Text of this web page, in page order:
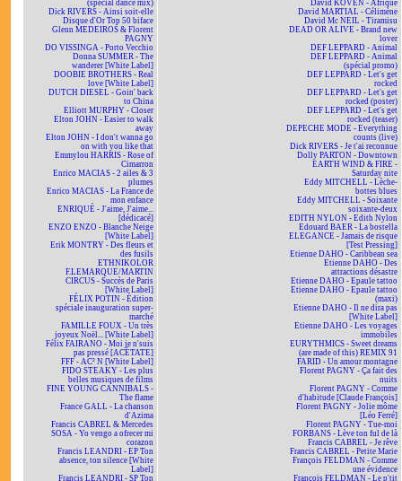
(special dance mix)
Dick RIVERS - Ainsi soit-elle
Disque d'Or Top 50 biface
Glenn MEDEIROS & Florent
PAGNY
DO VISSINGA - Porto Vecchio
Donna SUMMER - The
wanderer [White Label]
DOOBIE BROTHERS - Real
love [White Label]
DUTCH DIESEL - Goin' back
to China
Elliott MURPHY - Closer
Elton JOHN - Easier to walk
away
Elton JOHN - I don't wanna go
on with you like that
Emmylou HARRIS - Rose of
Cimarron
Enrico MACIAS - 2 ailes & 3
plumes
Enrico MACIAS - La France de
mon enfance
ENRIQUÉ - J'aime, J'aime...
[dédicacé]
ENZO ENZO - Blanche Neige
[White Label]
Erik MONTRY - Des fleurs et
des fusils
ETHNIKOLOR
F.LEMARQUE/MARTIN
CIRCUS - Succès de Paris
[White Label]
FÉLIX POTIN - Édition
spéciale inauguration super-
marché
FAMILLE FOUX - Un très
joyeux Noël... [White Label]
Félix FAIRANO - Moi je n'suis
pas pressé [ACÉTATE]
FFF - AC² N [White Label]
FIDO STEAKY - Les plus
belles musiques de films
FINE YOUNG CANNIBALS -
The flame
France GALL - La chanson
d'Azima
Francis CABREL & Mercedes
SOSA - Yo vengo a ofrecer mi
corazon
Francis LEANDRI - EP Ton
absence, ton silence [White
Label]
Francis LEANDRI - SP Ton
David KOVEN - Afrique
David MARTIAL - Célimène
David Mc NEIL - Tiramisu
DEAD OR ALIVE - Brand new
lover
DEF LEPPARD - Animal
DEF LEPPARD - Animal
(spécial promo)
DEF LEPPARD - Let's get
rocked
DEF LEPPARD - Let's get
rocked (poster)
DEF LEPPARD - Let's get
rocked (teaser)
DEPECHE MODE - Everything
counts (live)
Dick RIVERS - Je t'ai reconnue
Dolly PARTON - Downtown
EARTH WIND & FIRE -
Saturday nite
Eddy MITCHELL - Lèche-
bottes blues
Eddy MITCHELL - Soixante
soixante-deux
EDITH NYLON - Edith Nylon
Edouard BAER - La bostella
ELEGANCE - Jamais de risque
[Test Pressing]
Etienne DAHO - Caribbean sea
Etienne DAHO - Des
attractions désastre
Etienne DAHO - Epaule tattoo
Etienne DAHO - Epaule tattoo
(maxi)
Etienne DAHO - Il ne dira pas
[White Label]
Etienne DAHO - Les voyages
immobiles
EURYTHMICS - Sweet dreams
(are made of this) REMIX 91
FARID - Un amour montagne
Florent PAGNY - Ça fait des
nuits
Florent PAGNY - Comme
d'habitude [Claude François]
Florent PAGNY - Jolie môme
[Léo Ferré]
Florent PAGNY - Tue-moi
FORBANS - Lève ton ful de là
Francis CABREL - Je rêve
Francis CABREL - Petite Marie
François FELDMAN - Comme
une évidence
François FELDMAN - Le p'tit